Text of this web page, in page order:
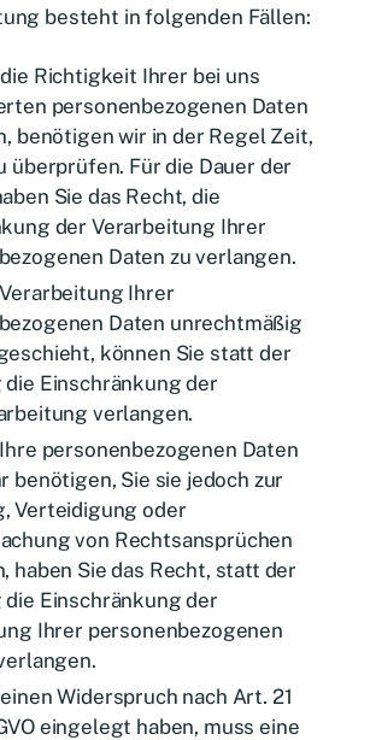
besteht in folgenden Fällen:
Richtigkeit Ihrer bei uns
personenbezogenen Daten
benötigen wir in der Regel Zeit,
überprüfen. Für die Dauer der
Sie das Recht, die
der Verarbeitung Ihrer
Daten zu verlangen.
Ihrer
Daten unrechtmäßig
können Sie statt der
die Einschränkung der
verlangen.
personenbezogenen Daten
benötigen, Sie sie jedoch zur
Verteidigung oder
von Rechtsansprüchen
haben Sie das Recht, statt der
die Einschränkung der
Ihrer personenbezogenen
Widerspruch nach Art. 21
eingelegt haben, muss eine